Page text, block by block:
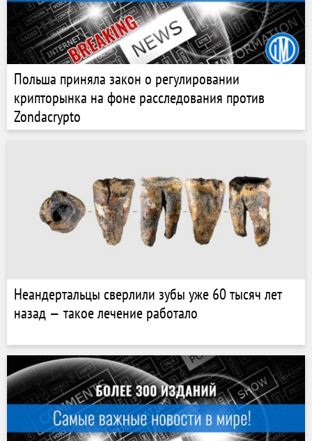
Польша приняла закон о регулировании
крипторынка на фоне расследования против
Zondacrypto
Неандертальцы сверлили зубы уже 60 тысяч лет
назад — такое лечение работало